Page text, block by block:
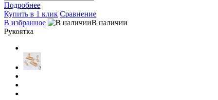
Подробнее
Купить в 1 клик Сравнение
В избранное
В наличии
Рукоятка